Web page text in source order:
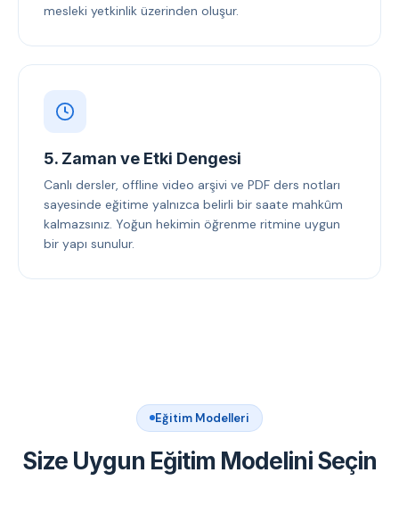
mesleki yetkinlik üzerinden oluşur.
5. Zaman ve Etki Dengesi
Canlı dersler, offline video arşivi ve PDF ders notları
sayesinde eğitime yalnızca belirli bir saate mahkûm
kalmazsınız. Yoğun hekimin öğrenme ritmine uygun
bir yapı sunulur.
Eğitim Modelleri
Size Uygun Eğitim Modelini Seçin